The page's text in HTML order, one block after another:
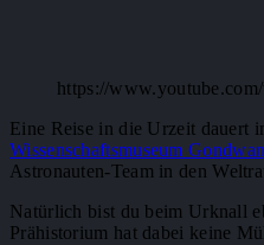
https://
Eine Reise in die Urzeit dauert
Wissenschaftsmuseum
Astronauten-Team in den
Natürlich bist du beim Urknall
Prähistorium hat dabei keine